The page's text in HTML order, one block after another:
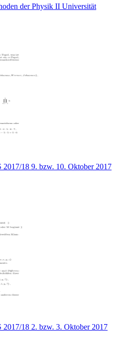
der Physik II Universität
2017/18 9. bzw. 10. Oktober 2017
2017/18 2. bzw. 3. Oktober 2017